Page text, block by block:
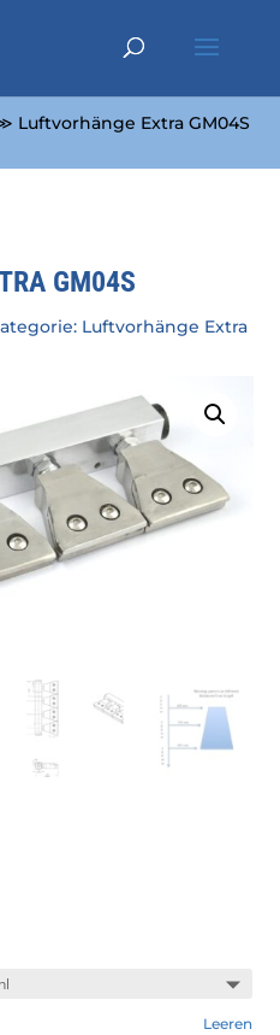
Luftvorhänge Extra GM04S
GM04S
Luftvorhänge Extra
Leeren